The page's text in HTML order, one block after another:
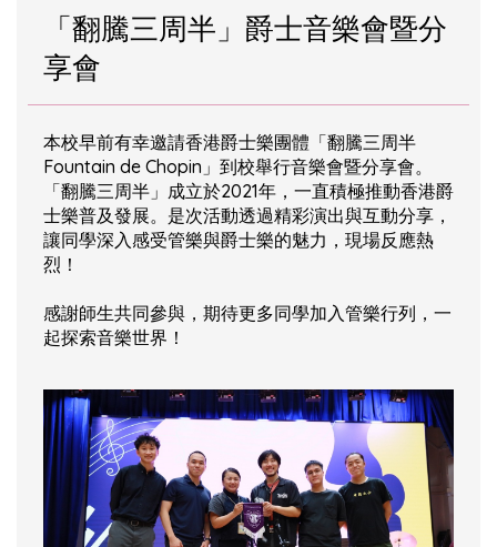
「翻騰三周半」爵士音樂會暨分
享會
本校早前有幸邀請香港爵士樂團體「翻騰三周半
Fountain de Chopin」到校舉行音樂會暨分享會。
「翻騰三周半」成立於2021年，一直積極推動香港爵
士樂普及發展。是次活動透過精彩演出與互動分享，
讓同學深入感受管樂與爵士樂的魅力，現場反應熱
烈！
感謝師生共同參與，期待更多同學加入管樂行列，一
起探索音樂世界！